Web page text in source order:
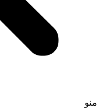
منو